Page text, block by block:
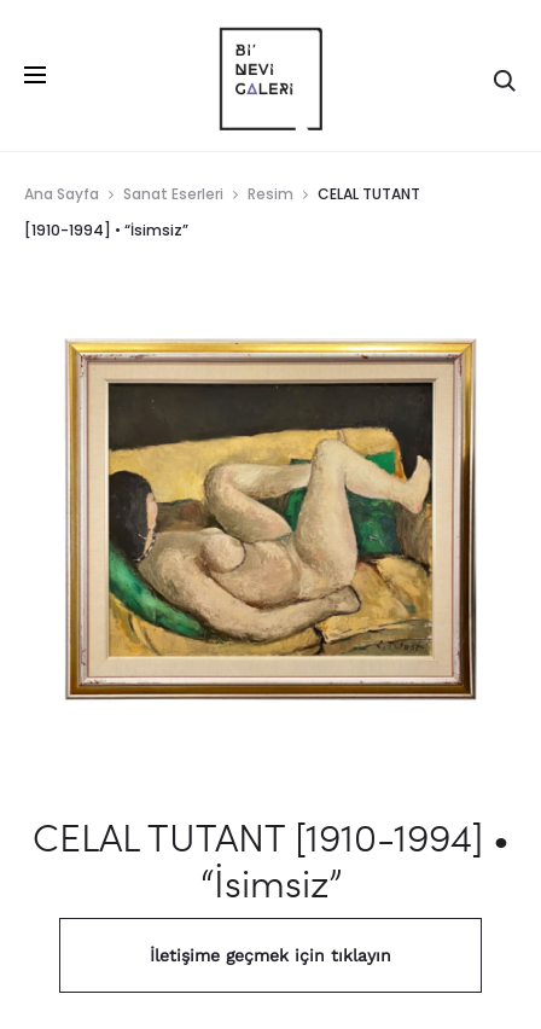
Ana Sayfa Sanat Eserleri Resim
CELAL TUTANT
[1910-1994] • “İsimsiz”
CELAL TUTANT [1910-1994] •
“İsimsiz”
İletişime geçmek için tıklayın